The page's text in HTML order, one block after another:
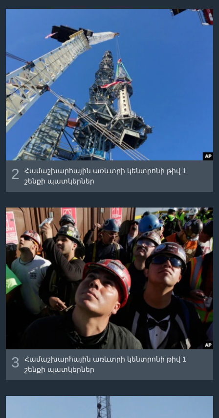
2
Համաշխարհային առևտրի կենտրոնի թիվ 1
շենքի պատկերներ
3
Համաշխարհային առևտրի կենտրոնի թիվ 1
շենքի պատկերներ